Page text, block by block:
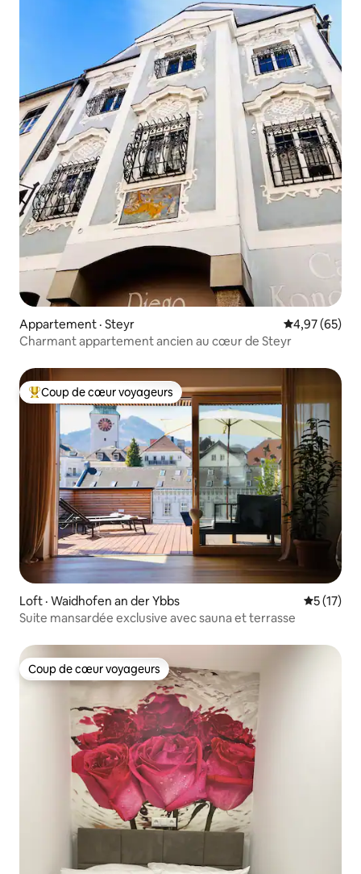
Appartement · Steyr Note
4,97 (65)
Charmant appartement ancien au cœur de Steyr
Coup de cœur voyageurs parmi les plus aimés
Coup de cœur voyageurs
Loft · Waidhofen an der Ybbs Note
5 (17)
Suite mansardée exclusive avec sauna et terrasse
Coup de cœur voyageurs
Coup de cœur voyageurs